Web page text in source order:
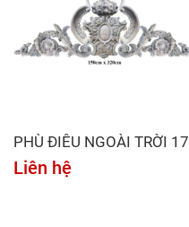
PHÙ ĐIÊU NGOÀI TRỜI 17
Liên hệ